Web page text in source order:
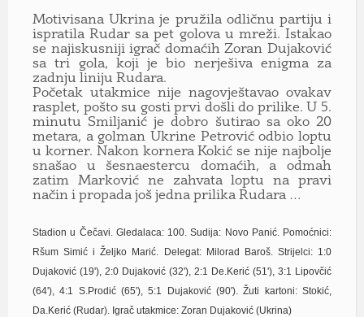
Motivisana Ukrina je pružila odličnu partiju i
ispratila Rudar sa pet golova u mreži. Istakao
se najiskusniji igrač domaćih Zoran Dujaković
sa tri gola, koji je bio nerješiva enigma za
zadnju liniju Rudara.
Početak utakmice nije nagovještavao ovakav
rasplet, pošto su gosti prvi došli do prilike. U 5.
minutu Smiljanić je dobro šutirao sa oko 20
metara, a golman Ukrine Petrović odbio loptu
u korner. Nakon kornera Kokić se nije najbolje
snašao u šesnaestercu domaćih, a odmah
zatim Marković ne zahvata loptu na pravi
način i propada još jedna prilika Rudara …
Stadion u Čečavi. Gledalaca: 100. Sudija: Novo Panić. Pomoćnici:
Ršum Simić i Željko Marić. Delegat: Milorad Baroš. Strijelci: 1:0
Dujaković (19'), 2:0 Dujaković (32'), 2:1 De.Kerić (51'), 3:1 Lipovčić
(64'), 4:1 S.Prodić (65'), 5:1 Dujaković(90'). Žuti kartoni: Stokić,
Da.Kerić (Rudar). Igrač utakmice: Zoran Dujaković (Ukrina)